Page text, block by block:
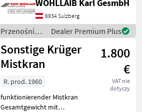
Steuerung - Klimakabine -
Öl-Kühler -
Endlosschwenkwerk - IPE
Fahrwerk - 2x Scheinwer
WOHLLAIB Karl GesmbH
6934 Sulzberg
Przenośniki
/ Sonstige
Dealer Premium Plus
Sonstige Krüger
Mistkran
1.800
€
VAT nie
dotyczy
R. prod. 1960
funktionierender Mistkran
Gesamtgewicht mit